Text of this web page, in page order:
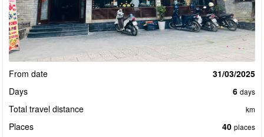
From date
31/03/2025
Days
6 days
Total travel distance km
Places 40 places